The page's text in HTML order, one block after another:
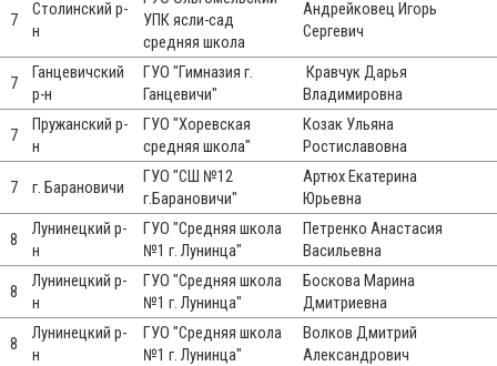
7
Столинский р-
н
УПК ясли-сад
средняя школа
Андрейковец Игорь
Сергевич
7
Ганцевичский
р-н
ГУО "Гимназия г.
Ганцевичи"
Кравчук Дарья
Владимировна
7
Пружанский р-
н
ГУО "Хоревская
средняя школа"
Козак Ульяна
Ростиславовна
7 г. Барановичи
ГУО "СШ №12
г.Барановичи"
Артюх Екатерина
Юрьевна
8
Лунинецкий р-
н
ГУО "Средняя школа
№1 г. Лунинца"
Петренко Анастасия
Васильевна
8
Лунинецкий р-
н
ГУО "Средняя школа
№1 г. Лунинца"
Боскова Марина
Дмитриевна
8
Лунинецкий р-
н
ГУО "Средняя школа
№1 г. Лунинца"
Волков Дмитрий
Александрович